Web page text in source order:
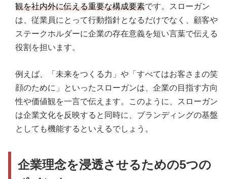
観を社内外に伝える重要な構成要素です。スローガン
は、従業員にとって行動指針となるだけでなく、顧客や
ステークホルダーに企業の存在意義を短い言葉で伝える
役割を担います。
例えば、「未来をつくる力」や「すべてはお客さまの笑
顔のために」といったスローガンは、企業の目指す方向
性や価値観を一言で伝えます。このように、スローガン
は企業文化を反映すると同時に、ブランディングの基盤
としても機能するといえるでしょう。
企業理念を浸透させるための5つの